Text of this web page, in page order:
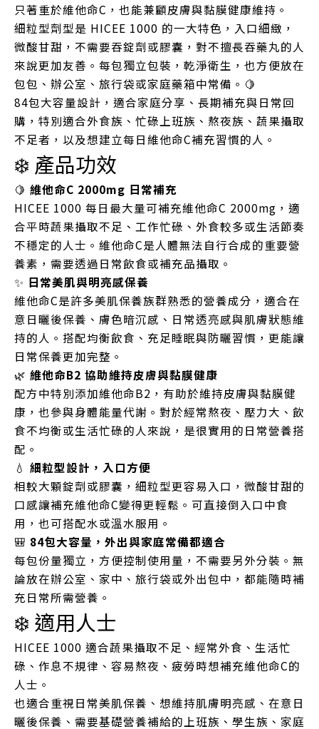
只著重於維他命C，也能兼顧皮膚與黏膜健康維持。
細粒型劑型是 HICEE 1000 的一大特色，入口細緻，
微酸甘甜，不需要吞錠劑或膠囊，對不擅長吞藥丸的人
來說更加友善。每包獨立包裝，乾淨衛生，也方便放在
包包、辦公室、旅行袋或家庭藥箱中常備。🍋
84包大容量設計，適合家庭分享、長期補充與日常回
購，特別適合外食族、忙碌上班族、熬夜族、蔬果攝取
不足者，以及想建立每日維他命C補充習慣的人。
❄️ 產品功效
🍋 維他命C 2000mg 日常補充
HICEE 1000 每日最大量可補充維他命C 2000mg，適
合平時蔬果攝取不足、工作忙碌、外食較多或生活節奏
不穩定的人士。維他命C是人體無法自行合成的重要營
養素，需要透過日常飲食或補充品攝取。
✨ 日常美肌與明亮感保養
維他命C是許多美肌保養族群熟悉的營養成分，適合在
意日曬後保養、膚色暗沉感、日常透亮感與肌膚狀態維
持的人。搭配均衡飲食、充足睡眠與防曬習慣，更能讓
日常保養更加完整。
🌿 維他命B2 協助維持皮膚與黏膜健康
配方中特別添加維他命B2，有助於維持皮膚與黏膜健
康，也參與身體能量代謝。對於經常熬夜、壓力大、飲
食不均衡或生活忙碌的人來說，是很實用的日常營養搭
配。
💧 細粒型設計，入口方便
相較大顆錠劑或膠囊，細粒型更容易入口，微酸甘甜的
口感讓補充維他命C變得更輕鬆。可直接倒入口中食
用，也可搭配水或溫水服用。
🎒 84包大容量，外出與家庭常備都適合
每包份量獨立，方便控制使用量，不需要另外分裝。無
論放在辦公室、家中、旅行袋或外出包中，都能隨時補
充日常所需營養。
❄️ 適用人士
HICEE 1000 適合蔬果攝取不足、經常外食、生活忙
碌、作息不規律、容易熬夜、疲勞時想補充維他命C的
人士。
也適合重視日常美肌保養、想維持肌膚明亮感、在意日
曬後保養、需要基礎營養補給的上班族、學生族、家庭